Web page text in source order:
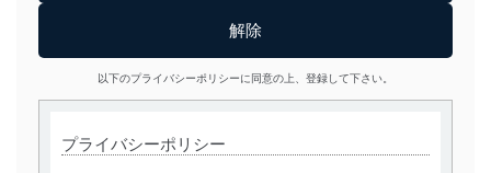
以下のプライバシーポリシーに同意の上、登録して下さい。
プライバシーポリシー